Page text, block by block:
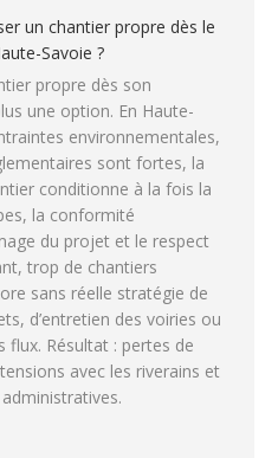
un chantier propre dès le
Savoie ?
propre dès son
une option. En Haute-
environnementales,
sont fortes, la
conditionne à la fois la
la conformité
du projet et le respect
trop de chantiers
sans réelle stratégie de
d’entretien des voiries ou
flux. Résultat : pertes de
avec les riverains et